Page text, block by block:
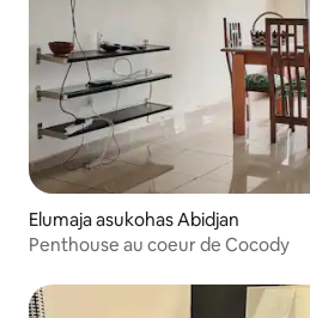
Elumaja asukohas Abidjan
Penthouse au coeur de Cocody